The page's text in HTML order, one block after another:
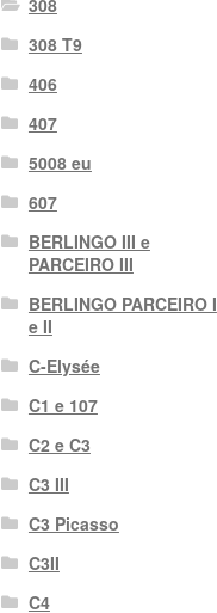
308 T9
406
407
5008 eu
607
BERLINGO III e
PARCEIRO III
BERLINGO PARCEIRO I
e II
C-Elysée
C1 e 107
C2 e C3
C3 III
C3 Picasso
C3II
C4